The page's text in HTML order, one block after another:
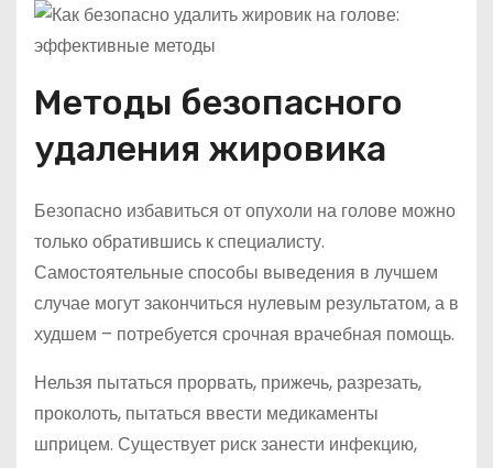
Методы безопасного
удаления жировика
Безопасно избавиться от опухоли на голове можно
только обратившись к специалисту.
Самостоятельные способы выведения в лучшем
случае могут закончиться нулевым результатом, а в
худшем – потребуется срочная врачебная помощь.
Нельзя пытаться прорвать, прижечь, разрезать,
проколоть, пытаться ввести медикаменты
шприцем. Существует риск занести инфекцию,